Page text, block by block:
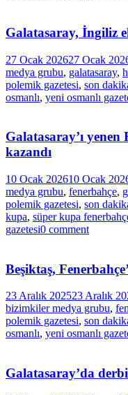
Galatasaray, İngiliz
27 Ocak 202627 Ocak
medya grubu, galatasaray,
polemik gazetesi, son
osmanlı, yeni osmanlı
Galatasaray’ı yenen
kazandı
10 Ocak 202610 Ocak
medya grubu, fenerbahçe,
polemik gazetesi, son
kupa, süper kupa
gazetesi0 comment
Beşiktaş,
23 Aralık 202523 Aralık
bizimkiler medya grubu,
polemik gazetesi, son
osmanlı, yeni osmanlı
Galatasaray’da